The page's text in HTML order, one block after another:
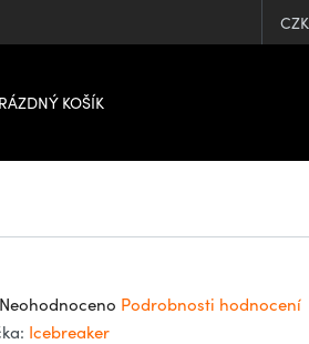
CZK
KOŠÍK
Neohodnoceno Podrobnosti hodnocení
Icebreaker